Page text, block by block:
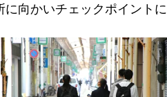
向かいチェックポイントに